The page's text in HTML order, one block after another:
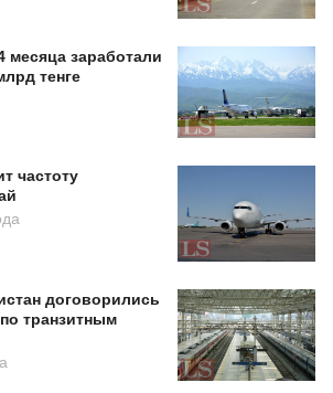
месяца заработали
тенге
частоту
договорились
транзитным